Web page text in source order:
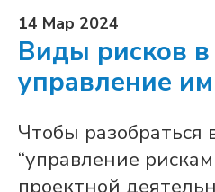
14 Мар 2024
Виды рисков в
управление
Чтобы разобраться
“управление
проектной